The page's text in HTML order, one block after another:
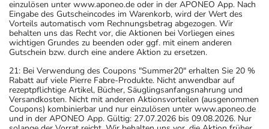
einzulösen unter www.aponeo.de oder in der APONEO App. Nach
Eingabe des Gutscheincodes im Warenkorb, wird der Wert des
Vorteils automatisch vom Rechnungsbetrag abgezogen. Wir
behalten uns das Recht vor, die Aktionen bei Vorliegen eines
wichtigen Grundes zu beenden oder ggf. mit einem anderen
Gutschein bzw. durch eine andere Aktion zu ersetzen.
21: Bei Verwendung des Coupons "Summer20" erhalten Sie 20 %
Rabatt auf viele Pierre Fabre-Produkte. Nicht anwendbar auf
rezeptpflichtige Artikel, Bücher, Säuglingsanfangsnahrung und
Versandkosten. Nicht mit anderen Aktionsvorteilen (ausgenommen
Coupons) kombinierbar und nur einzulösen unter www.aponeo.de
und in der APONEO App. Gültig: 27.07.2026 bis 09.08.2026. Nur